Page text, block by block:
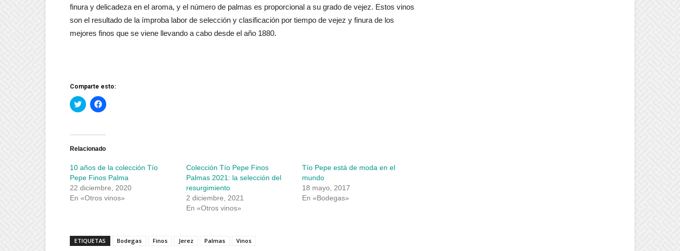
finura y delicadeza en el aroma, y el número de palmas es proporcional a su grado de vejez. Estos vinos
son el resultado de la ímproba labor de selección y clasificación por tiempo de vejez y finura de los
mejores finos que se viene llevando a cabo desde el año 1880.
Comparte esto:
Haz
clic
Twitter
abre
ventana
nueva)
Haz
clic
Facebook
abre
ventana
nueva)
Relacionado
10 años de la colección Tío
Pepe Finos Palma
22 diciembre, 2020
En «Otros vinos»
Colección Tío Pepe Finos
Palmas 2021: la selección del
resurgimiento
2 diciembre, 2021
En «Otros vinos»
Tío Pepe está de moda en el
mundo
18 mayo, 2017
En «Bodegas»
ETIQUETAS Bodegas Finos Jerez Palmas Vinos